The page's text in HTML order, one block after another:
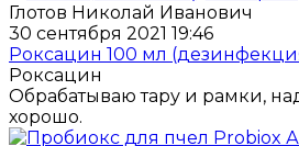
Глотов Николай Иванович
30 сентября 2021 19:46
Роксацин 100 мл
Роксацин
Обрабатываю тару и рамки,
хорошо.